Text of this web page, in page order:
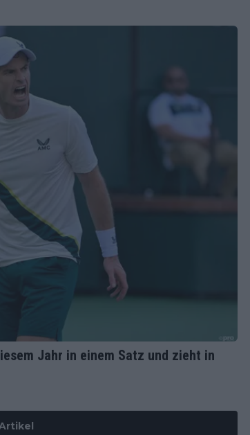
Jahr in einem Satz und zieht in